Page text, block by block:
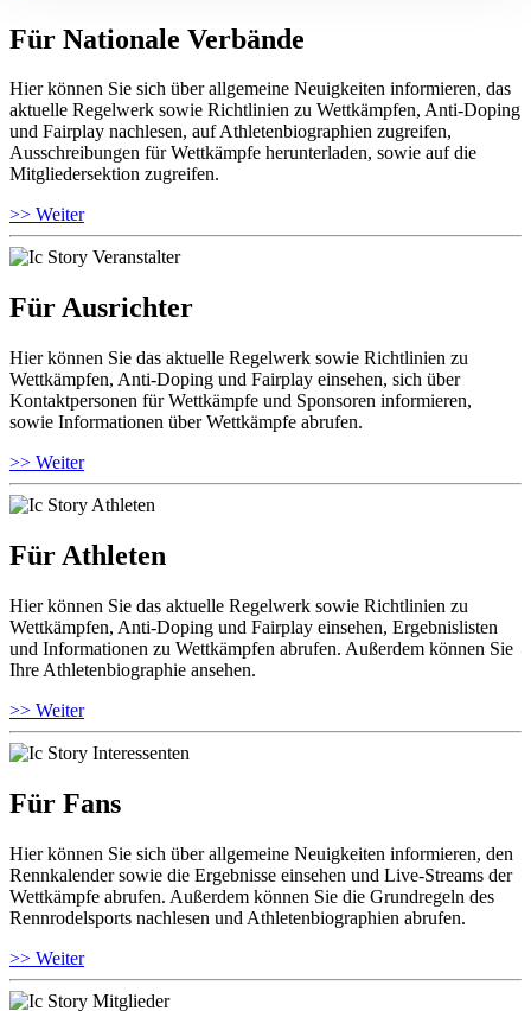
Für Nationale Verbände
Hier können Sie sich über allgemeine Neuigkeiten informieren, das
aktuelle Regelwerk sowie Richtlinien zu Wettkämpfen, Anti-Doping
und Fairplay nachlesen, auf Athletenbiographien zugreifen,
Ausschreibungen für Wettkämpfe herunterladen, sowie auf die
Mitgliedersektion zugreifen.
>> Weiter
Für Ausrichter
Hier können Sie das aktuelle Regelwerk sowie Richtlinien zu
Wettkämpfen, Anti-Doping und Fairplay einsehen, sich über
Kontaktpersonen für Wettkämpfe und Sponsoren informieren,
sowie Informationen über Wettkämpfe abrufen.
>> Weiter
Für Athleten
Hier können Sie das aktuelle Regelwerk sowie Richtlinien zu
Wettkämpfen, Anti-Doping und Fairplay einsehen, Ergebnislisten
und Informationen zu Wettkämpfen abrufen. Außerdem können Sie
Ihre Athletenbiographie ansehen.
>> Weiter
Für Fans
Hier können Sie sich über allgemeine Neuigkeiten informieren, den
Rennkalender sowie die Ergebnisse einsehen und Live-Streams der
Wettkämpfe abrufen. Außerdem können Sie die Grundregeln des
Rennrodelsports nachlesen und Athletenbiographien abrufen.
>> Weiter